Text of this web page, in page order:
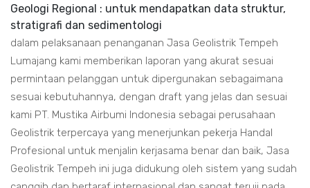
Geologi Regional : untuk mendapatkan data struktur,
stratigrafi dan sedimentologi
dalam pelaksanaan penanganan Jasa Geolistrik Tempeh
Lumajang kami memberikan laporan yang akurat sesuai
permintaan pelanggan untuk dipergunakan sebagaimana
sesuai kebutuhannya, dengan draft yang jelas dan sesuai
kami PT. Mustika Airbumi Indonesia sebagai perusahaan
Geolistrik terpercaya yang menerjunkan pekerja Handal
Profesional untuk menjalin kerjasama benar dan baik, Jasa
Geolistrik Tempeh ini juga didukung oleh sistem yang sudah